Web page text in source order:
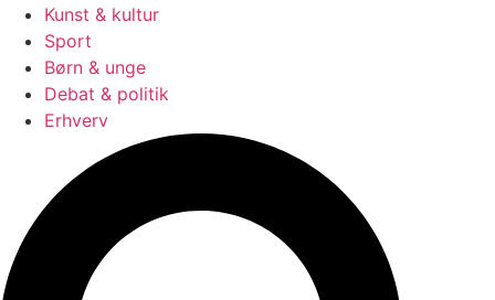
Kunst & kultur
Sport
Børn & unge
Debat & politik
Erhverv